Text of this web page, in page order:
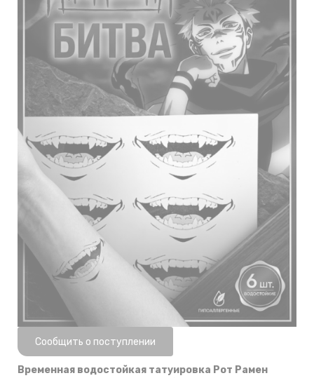
странице
товара.
Нет в наличии
Сообщить о поступлении
Временная водостойкая татуировка Рот Рамен